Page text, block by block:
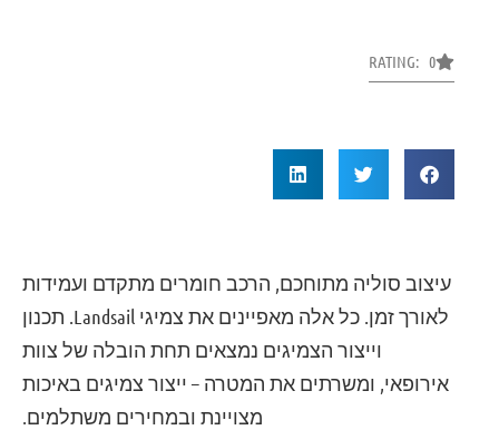
RATING: 0
עיצוב סוליה מתוחכם, הרכב חומרים מתקדם ועמידות
לאורך זמן. כל אלה מאפיינים את צמיגי Landsail. תכנון
וייצור הצמיגים נמצאים תחת הובלה של צוות
אירופאי, ומשרתים את המטרה – ייצור צמיגים באיכות
מצויינת ובמחירים משתלמים.